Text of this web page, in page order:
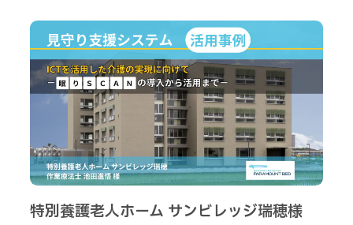
特別養護老人ホーム サンビレッジ瑞穂様